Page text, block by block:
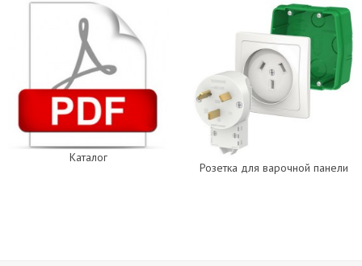
Каталог
Розетка для варочной панели